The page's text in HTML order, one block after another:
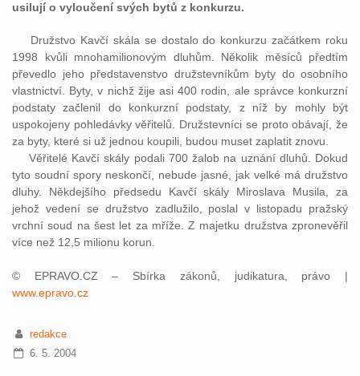
usilují o vyloučení svých bytů z konkurzu.
Družstvo Kavčí skála se dostalo do konkurzu začátkem roku
1998 kvůli mnohamilionovým dluhům. Několik měsíců předtím
převedlo jeho představenstvo družstevníkům byty do osobního
vlastnictví. Byty, v nichž žije asi 400 rodin, ale správce konkurzní
podstaty začlenil do konkurzní podstaty, z níž by mohly být
uspokojeny pohledávky věřitelů. Družstevníci se proto obávají, že
za byty, které si už jednou koupili, budou muset zaplatit znovu.
Věřitelé Kavčí skály podali 700 žalob na uznání dluhů. Dokud
tyto soudní spory neskončí, nebude jasné, jak velké má družstvo
dluhy. Někdejšího předsedu Kavčí skály Miroslava Musila, za
jehož vedení se družstvo zadlužilo, poslal v listopadu pražský
vrchní soud na šest let za mříže. Z majetku družstva zpronevěřil
více než 12,5 milionu korun.
© EPRAVO.CZ – Sbírka zákonů, judikatura, právo |
www.epravo.cz
redakce
6. 5. 2004